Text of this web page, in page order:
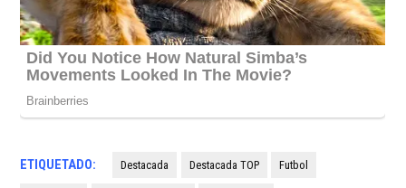
ETIQUETADO: Destacada Destacada TOP Futbol